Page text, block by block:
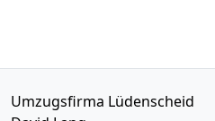
Umzugsfirma Lüdenscheid